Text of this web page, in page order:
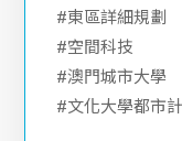
#東區詳細規劃
#空間科技
#澳門城市大學
#文化大學都市